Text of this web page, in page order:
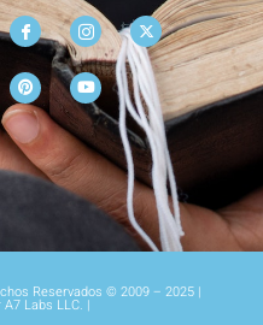
Reservados © 2009 – 2025 |
Labs LLC. |